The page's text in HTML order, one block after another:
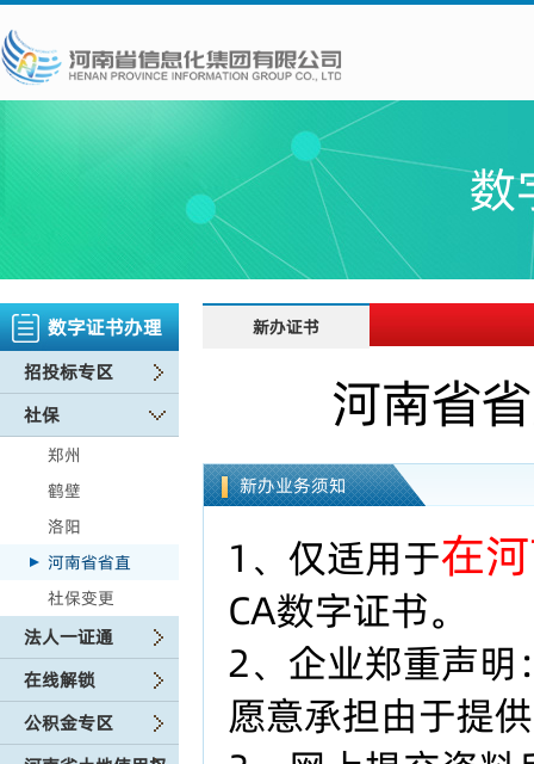
数
数字证书办理
招投标专区
社保
郑州
鹤壁
洛阳
河南省省直
社保变更
法人一证通
在线解锁
公积金专区
新办证书
河南省
新办业务须知
1、仅适用于在
CA数字证书。
2、企业郑重声明
愿意承担由于提